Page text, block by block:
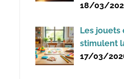
18/03/
Les jouets
stimulent
17/03/